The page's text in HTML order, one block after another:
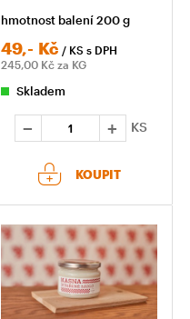
hmotnost balení 200 g
49,- Kč / KS s DPH
245,00 Kč za KG
Skladem
KS
KOUPIT